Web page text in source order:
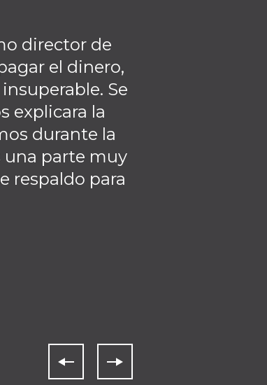
director de
el dinero,
Se
explicara la
durante la
una parte muy
respaldo para